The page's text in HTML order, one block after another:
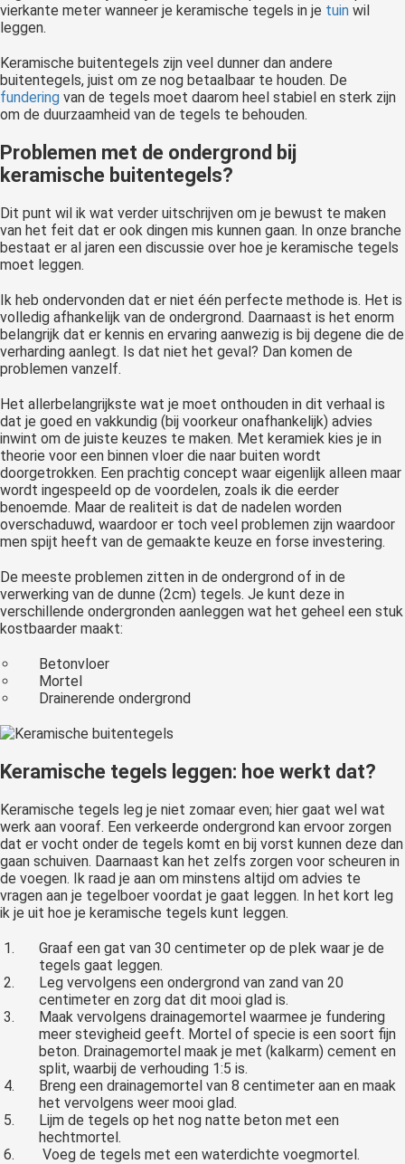
vierkante meter wanneer je keramische tegels in je tuin wil
leggen.
Keramische buitentegels zijn veel dunner dan andere
buitentegels, juist om ze nog betaalbaar te houden. De
fundering van de tegels moet daarom heel stabiel en sterk zijn
om de duurzaamheid van de tegels te behouden.
Problemen met de ondergrond bij
keramische buitentegels?
Dit punt wil ik wat verder uitschrijven om je bewust te maken
van het feit dat er ook dingen mis kunnen gaan. In onze branche
bestaat er al jaren een discussie over hoe je keramische tegels
moet leggen.
Ik heb ondervonden dat er niet één perfecte methode is. Het is
volledig afhankelijk van de ondergrond. Daarnaast is het enorm
belangrijk dat er kennis en ervaring aanwezig is bij degene die de
verharding aanlegt. Is dat niet het geval? Dan komen de
problemen vanzelf.
Het allerbelangrijkste wat je moet onthouden in dit verhaal is
dat je goed en vakkundig (bij voorkeur onafhankelijk) advies
inwint om de juiste keuzes te maken. Met keramiek kies je in
theorie voor een binnen vloer die naar buiten wordt
doorgetrokken. Een prachtig concept waar eigenlijk alleen maar
wordt ingespeeld op de voordelen, zoals ik die eerder
benoemde. Maar de realiteit is dat de nadelen worden
overschaduwd, waardoor er toch veel problemen zijn waardoor
men spijt heeft van de gemaakte keuze en forse investering.
De meeste problemen zitten in de ondergrond of in de
verwerking van de dunne (2cm) tegels. Je kunt deze in
verschillende ondergronden aanleggen wat het geheel een stuk
kostbaarder maakt:
Betonvloer
Mortel
Drainerende ondergrond
Keramische tegels leggen: hoe werkt dat?
Keramische tegels leg je niet zomaar even; hier gaat wel wat
werk aan vooraf. Een verkeerde ondergrond kan ervoor zorgen
dat er vocht onder de tegels komt en bij vorst kunnen deze dan
gaan schuiven. Daarnaast kan het zelfs zorgen voor scheuren in
de voegen. Ik raad je aan om minstens altijd om advies te
vragen aan je tegelboer voordat je gaat leggen. In het kort leg
ik je uit hoe je keramische tegels kunt leggen.
Graaf een gat van 30 centimeter op de plek waar je de
tegels gaat leggen.
Leg vervolgens een ondergrond van zand van 20
centimeter en zorg dat dit mooi glad is.
Maak vervolgens drainagemortel waarmee je fundering
meer stevigheid geeft. Mortel of specie is een soort fijn
beton. Drainagemortel maak je met (kalkarm) cement en
split, waarbij de verhouding 1:5 is.
Breng een drainagemortel van 8 centimeter aan en maak
het vervolgens weer mooi glad.
Lijm de tegels op het nog natte beton met een
hechtmortel.
Voeg de tegels met een waterdichte voegmortel.